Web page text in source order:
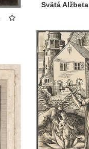
Svätá Alžbeta